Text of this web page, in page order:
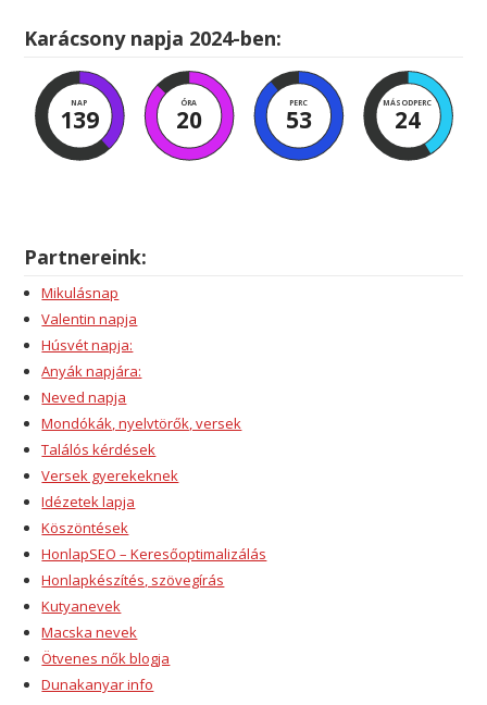
Karácsony napja 2024-ben:
NAP
139
ÓRA
20
PERC
53
MÁSODPERC
23
Partnereink:
Mikulásnap
Valentin napja
Húsvét napja:
Anyák napjára:
Neved napja
Mondókák, nyelvtörők, versek
Találós kérdések
Versek gyerekeknek
Idézetek lapja
Köszöntések
HonlapSEO – Keresőoptimalizálás
Honlapkészítés, szövegírás
Kutyanevek
Macska nevek
Ötvenes nők blogja
Dunakanyar info